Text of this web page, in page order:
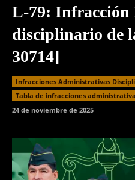
L-79: Infracción
disciplinario de
30714]
Infracciones Administrativas
⁠Tabla de infracciones
24 de noviembre de 2025